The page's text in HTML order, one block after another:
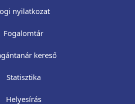
nyilatkozat
Fogalomtár
kereső
Statisztika
Helyesírás